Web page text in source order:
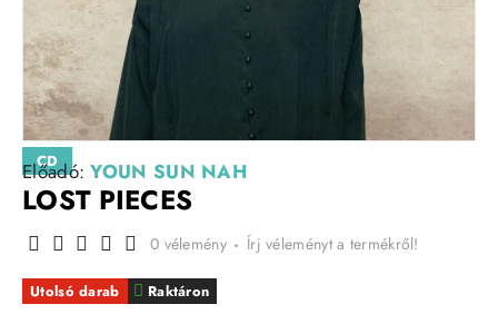
CD
Előadó:YOUN SUN NAH
LOST PIECES
Raktáron
Utolsó darab
0 vélemény - Írj véleményt a termékről!